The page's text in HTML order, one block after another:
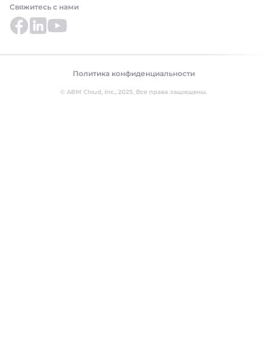
Свяжитесь с нами
Политика конфиденциальности
© ABM Cloud, Inc., 2025. Все права защищены.